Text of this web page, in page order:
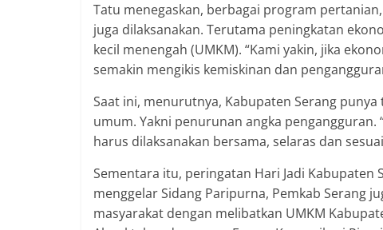
Tatu menegaskan, berbagai program
juga dilaksanakan. Terutama peningkatan
kecil menengah (UMKM). “Kami yakin, jika
semakin mengikis kemiskinan dan
Saat ini, menurutnya, Kabupaten Serang
umum. Yakni penurunan angka
harus dilaksanakan bersama, selaras dan
Sementara itu, peringatan Hari Jadi
menggelar Sidang Paripurna, Pemkab Serang
masyarakat dengan melibatkan UMKM